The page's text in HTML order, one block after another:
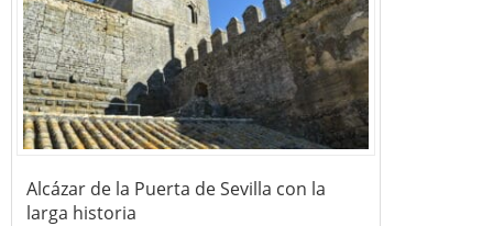
Alcázar de la Puerta de Sevilla con la
larga historia